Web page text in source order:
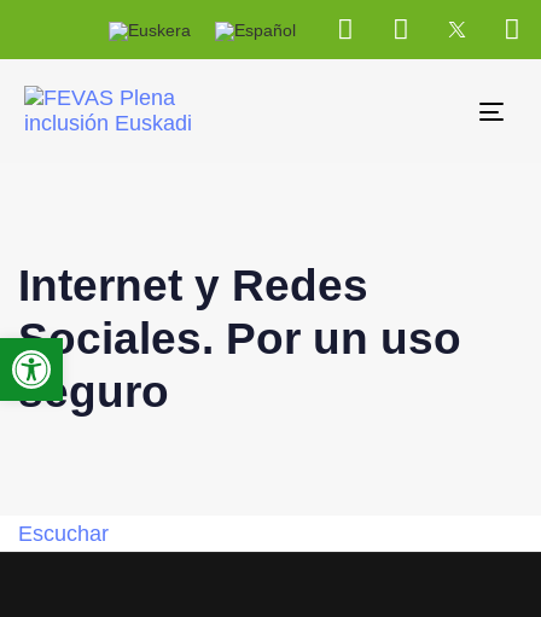
Internet y Redes
Sociales. Por un uso
seguro
Escuchar
Abrir barra de herramientas